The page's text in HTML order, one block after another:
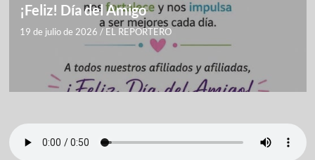
¡Feliz! Día del Amigo
19 de julio de 2026 / EL REPORTERO